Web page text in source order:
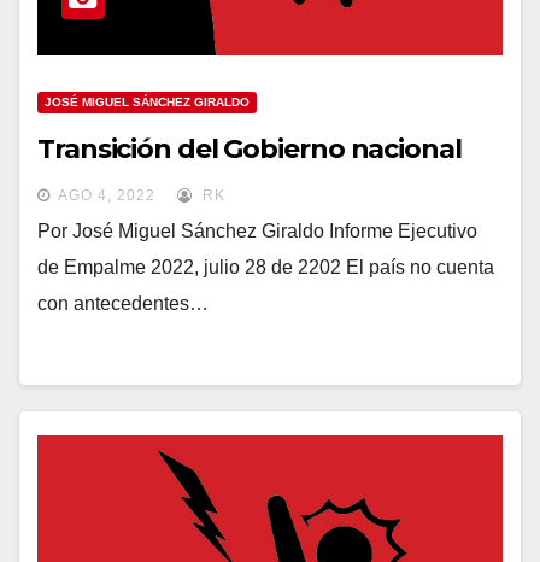
JOSÉ MIGUEL SÁNCHEZ GIRALDO
Transición del Gobierno nacional
AGO 4, 2022 RK
Por José Miguel Sánchez Giraldo Informe Ejecutivo
de Empalme 2022, julio 28 de 2202 El país no cuenta
con antecedentes…